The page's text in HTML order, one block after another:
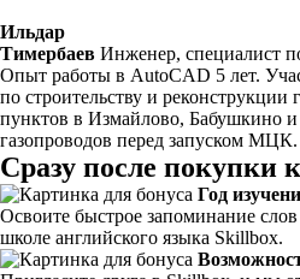
Ильдар
Тимербаев Инженер, специалист
Опыт работы в AutoCAD 5 лет.
по строительству и реконструкции
пунктов в Измайлово, Бабушкино
газопроводов перед запуском МЦК.
Сразу после покупки
Год
Освоите быстрое запоминание
школе английского языка Skillbox.